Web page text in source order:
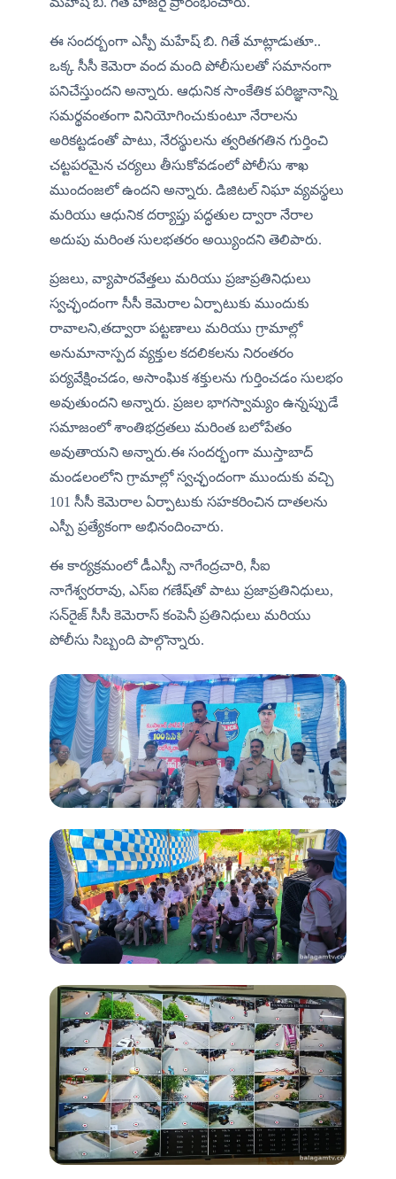
ఈ సందర్బంగా ఎస్పీ మహేష్ బి. గితే మాట్లాడుతూ..
ఒక్క సీసీ కెమెరా వంద మంది పోలీసులతో సమానంగా
పనిచేస్తుందని అన్నారు. ఆధునిక సాంకేతిక పరిజ్ఞానాన్ని
సమర్థవంతంగా వినియోగించుకుంటూ నేరాలను
అరికట్టడంతో పాటు, నేరస్థులను త్వరితగతిన గుర్తించి
చట్టపరమైన చర్యలు తీసుకోవడంలో పోలీసు శాఖ
ముందంజలో ఉందని అన్నారు. డిజిటల్ నిఘా వ్యవస్థలు
మరియు ఆధునిక దర్యాప్తు పద్ధతుల ద్వారా నేరాల
అదుపు మరింత సులభతరం అయ్యిందని తెలిపారు.
​ప్రజలు, వ్యాపారవేత్తలు మరియు ప్రజాప్రతినిధులు
స్వచ్ఛందంగా సీసీ కెమెరాల ఏర్పాటుకు ముందుకు
రావాలని,తద్వారా పట్టణాలు మరియు గ్రామాల్లో
అనుమానాస్పద వ్యక్తుల కదలికలను నిరంతరం
పర్యవేక్షించడం, అసాంఘిక శక్తులను గుర్తించడం సులభం
అవుతుందని అన్నారు. ప్రజల భాగస్వామ్యం ఉన్నప్పుడే
సమాజంలో శాంతిభద్రతలు మరింత బలోపేతం
అవుతాయని అన్నారు.​ఈ సందర్భంగా ముస్తాబాద్
మండలంలోని గ్రామాల్లో స్వచ్ఛందంగా ముందుకు వచ్చి
101 సీసీ కెమెరాల ఏర్పాటుకు సహకరించిన దాతలను
ఎస్పీ ప్రత్యేకంగా అభినందించారు.
ఈ కార్యక్రమంలో డీఎస్పీ నాగేంద్రచారి, సీఐ
నాగేశ్వరరావు, ఎస్ఐ గణేష్‌తో పాటు ప్రజాప్రతినిధులు,
సన్‌రైజ్ సీసీ కెమెరాస్ కంపెనీ ప్రతినిధులు మరియు
పోలీసు సిబ్బంది పాల్గొన్నారు.